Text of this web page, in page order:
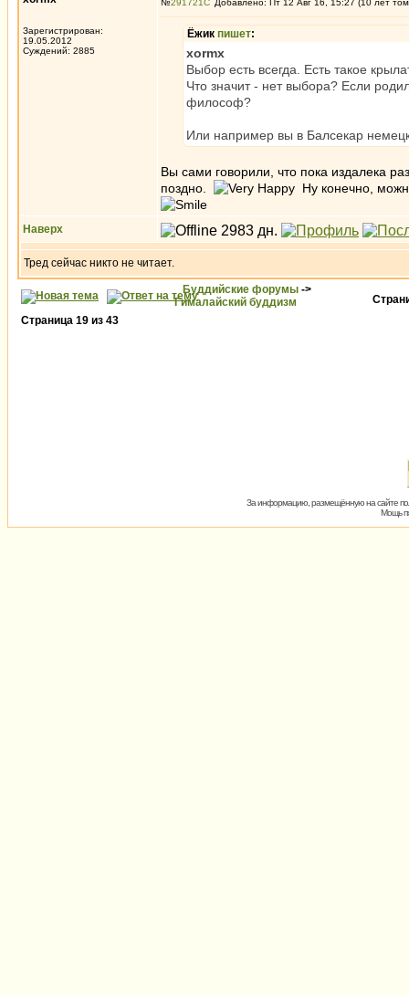
Зарегистрирован:
19.05.2012
Суждений: 2885
№291721 Добавлено: Пт 12 Авг 16, 15:27 (10 лет
Ёжик пишет:
xormx
Выбор есть всегда. Есть такое
Что значит - нет выбора? Если
философ?
Или например вы в Балсекар
Вы сами говорили, что пока издалека
поздно.
Ну конечно,
Наверх
Тред сейчас никто не читает.
Буддийские форумы ->
Гималайский буддизм
Страница 19 из 43
За информацию, размещённую на сайте
Мощь